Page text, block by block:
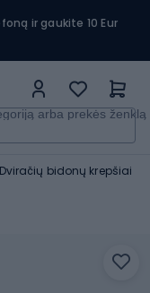
ir gaukite 10 Eur
arba prekės ženklą
Dviračių bidonų krepšiai